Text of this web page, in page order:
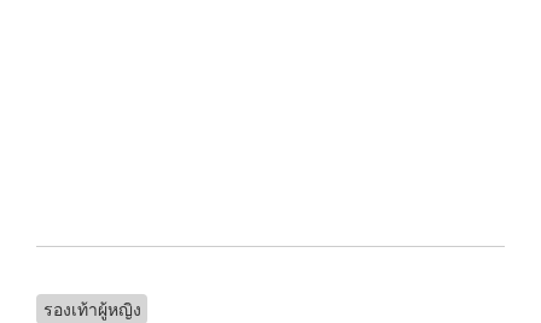
รองเท้าผู้หญิง